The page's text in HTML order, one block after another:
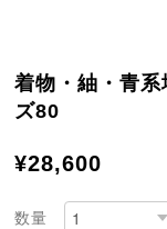
着物・紬・青
ズ80
¥28,600
数量